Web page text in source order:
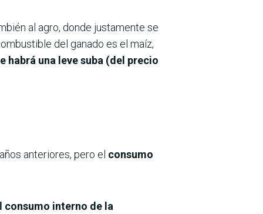
al agro, donde justamente se
del ganado es el maíz,
habrá una leve suba (del precio
anteriores, pero el consumo
interno de la